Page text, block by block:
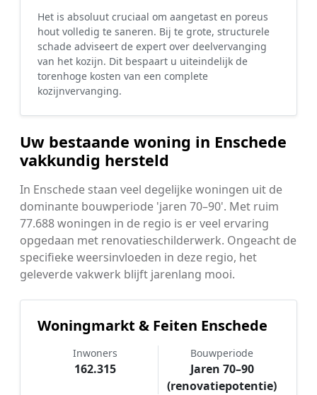
Het is absoluut cruciaal om aangetast en poreus
hout volledig te saneren. Bij te grote, structurele
schade adviseert de expert over deelvervanging
van het kozijn. Dit bespaart u uiteindelijk de
torenhoge kosten van een complete
kozijnvervanging.
Uw bestaande woning in Enschede
vakkundig hersteld
In Enschede staan veel degelijke woningen uit de
dominante bouwperiode 'jaren 70–90'. Met ruim
77.688 woningen in de regio is er veel ervaring
opgedaan met renovatieschilderwerk. Ongeacht de
specifieke weersinvloeden in deze regio, het
geleverde vakwerk blijft jarenlang mooi.
Woningmarkt & Feiten Enschede
Inwoners
162.315
Bouwperiode
Jaren 70–90
(renovatiepotentie)